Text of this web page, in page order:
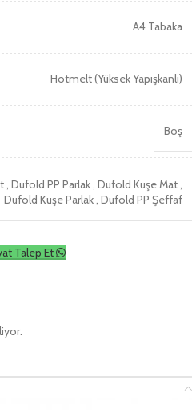
A4 Tabaka
Hotmelt (Yüksek Yapışkanlı)
Boş
Dufold PP Parlak Dufold Kuşe Mat
Dufold Kuşe Parlak Dufold PP Şeffaf
Talep Et